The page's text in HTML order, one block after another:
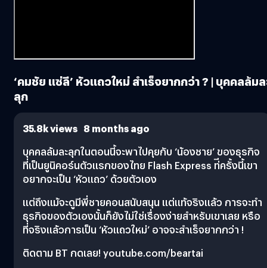
‘คมชัย แซ่ลี’ หัวแถวใหม่ สำเร็จยากกว่า ? | บุคคลล้มล
ลุก
35.8k views 8 months ago
บุคคลล้มละลุกในตอนนี้จะพาไปคุยกับ ‘น้องชาย’ ของธุรกิจ
ที่เป็นยูนิคอร์นตัวแรกของไทย Flash Express ท่ีครั้งนี้เขา
อยากจะเป็น ‘หัวแถว’ ด้วยตัวเอง
แต่ถึงแม้จะดูมีพี่ชายคอนสนับสนุน แต่แท้จริงแล้ว การจะทำ
ธุรกิจของตัวเองนั้นก็ยังไม่ใช่เรื่องง่ายสำหรับเขาเลย หรือ
ที่จริงแล้วการเป็น ‘หัวแถวใหม่’ อาจจะสำเร็จยากกว่า !
ติดตาม BT กดเลย! youtube.com/beartai